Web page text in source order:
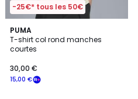
-25€* tous les 50€
PUMA
T-shirt col rond manches
courtes
15,00 €
30,00 €
2
Couleurs